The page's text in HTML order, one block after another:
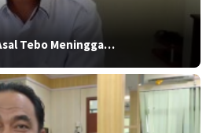
Tebo Meningga…